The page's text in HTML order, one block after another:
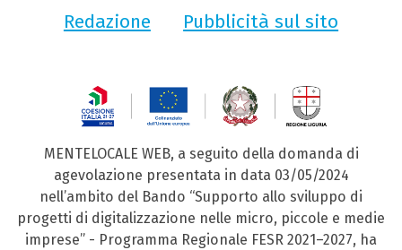
Redazione
Pubblicità sul sito
MENTELOCALE WEB, a seguito della domanda di
agevolazione presentata in data 03/05/2024
nell’ambito del Bando “Supporto allo sviluppo di
progetti di digitalizzazione nelle micro, piccole e medie
imprese” - Programma Regionale FESR 2021–2027, ha